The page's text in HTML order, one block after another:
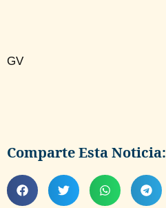
GV
Comparte Esta Noticia: